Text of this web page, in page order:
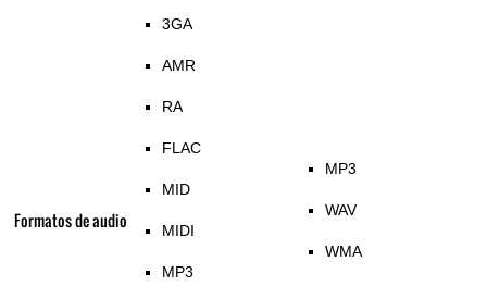
Formatos de audio
3GA
AMR
RA
FLAC
MID
MIDI
MP3
MP3
WAV
WMA